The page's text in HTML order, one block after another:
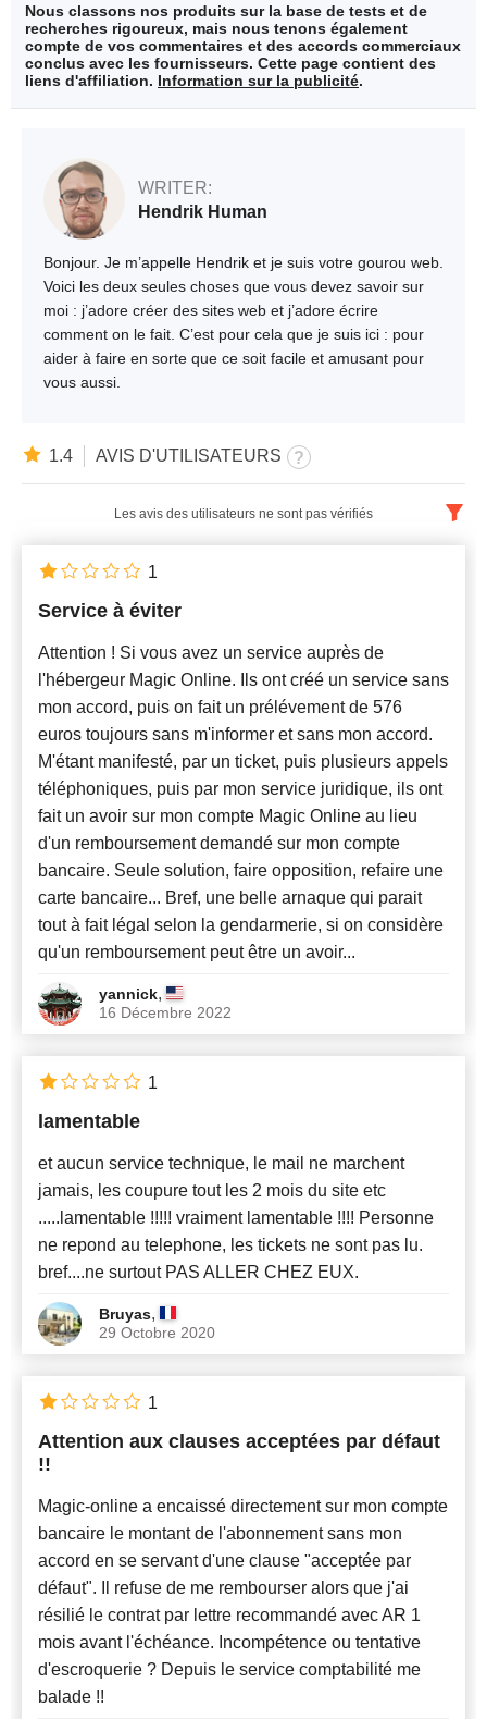
Nous classons nos produits sur la base de tests et de
recherches rigoureux, mais nous tenons également
compte de vos commentaires et des accords commerciaux
conclus avec les fournisseurs. Cette page contient des
liens d'affiliation. Information sur la publicité.
WRITER:
Hendrik Human
Bonjour. Je m’appelle Hendrik et je suis votre gourou web.
Voici les deux seules choses que vous devez savoir sur
moi : j’adore créer des sites web et j’adore écrire
comment on le fait. C’est pour cela que je suis ici : pour
aider à faire en sorte que ce soit facile et amusant pour
vous aussi.
1.4 AVIS D'UTILISATEURS
Les avis des utilisateurs ne sont pas vérifiés
Service à éviter
Attention ! Si vous avez un service auprès de
l'hébergeur Magic Online. Ils ont créé un service sans
mon accord, puis on fait un prélévement de 576
euros toujours sans m'informer et sans mon accord.
M'étant manifesté, par un ticket, puis plusieurs appels
téléphoniques, puis par mon service juridique, ils ont
fait un avoir sur mon compte Magic Online au lieu
d'un remboursement demandé sur mon compte
bancaire. Seule solution, faire opposition, refaire une
carte bancaire... Bref, une belle arnaque qui parait
tout à fait légal selon la gendarmerie, si on considère
qu'un remboursement peut être un avoir...
yannick,
16 Décembre 2022
1
lamentable
et aucun service technique, le mail ne marchent
jamais, les coupure tout les 2 mois du site etc
.....lamentable !!!!! vraiment lamentable !!!! Personne
ne repond au telephone, les tickets ne sont pas lu.
bref....ne surtout PAS ALLER CHEZ EUX.
Bruyas,
29 Octobre 2020
1
Attention aux clauses acceptées par défaut
!!
Magic-online a encaissé directement sur mon compte
bancaire le montant de l'abonnement sans mon
accord en se servant d'une clause "acceptée par
défaut". Il refuse de me rembourser alors que j'ai
résilié le contrat par lettre recommandé avec AR 1
mois avant l'échéance. Incompétence ou tentative
d'escroquerie ? Depuis le service comptabilité me
balade !!
1